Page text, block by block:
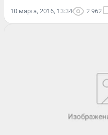
10 марта, 2016, 13:34 2 962